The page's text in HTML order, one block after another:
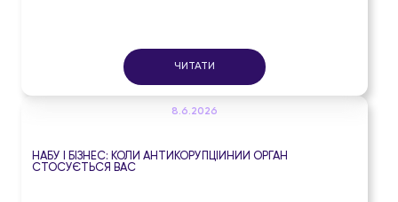
ЧИТАТИ
8.6.2026
НАБУ І БІЗНЕС: КОЛИ АНТИКОРУПЦІЙНИЙ ОРГАН
СТОСУЄТЬСЯ ВАС